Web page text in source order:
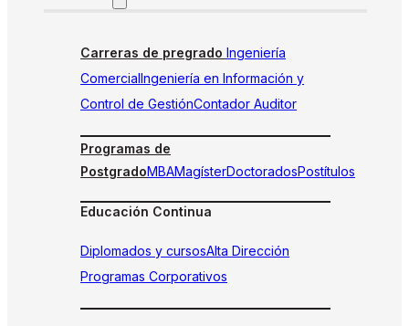
Carreras de pregrado Ingeniería
ComercialIngeniería en Información y
Control de GestiónContador Auditor
Programas de
PostgradoMBAMagísterDoctoradosPostítulos
Educación Continua
Diplomados y cursosAlta Dirección
Programas Corporativos